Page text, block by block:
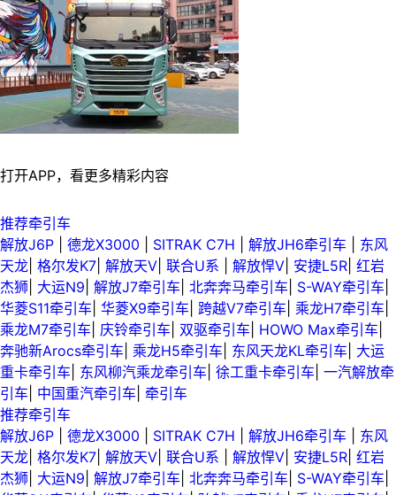
打开APP，看更多精彩内容
推荐牵引车
解放J6P
德龙X3000 SITRAK C7H 解放JH6牵引车
东风
天龙 格尔发K7 解放天V 联合U系 解放悍V 安捷L5R 红岩
杰狮 大运N9 解放J7牵引车 北奔奔马牵引车 S-WAY牵引车
华菱S11牵引车 华菱X9牵引车 跨越V7牵引车 乘龙H7牵引车
乘龙M7牵引车 庆铃牵引车 双驱牵引车 HOWO Max牵引车
奔驰新Arocs牵引车 乘龙H5牵引车 东风天龙KL牵引车 大运
重卡牵引车 东风柳汽乘龙牵引车 徐工重卡牵引车 一汽解放牵
引车 中国重汽牵引车 牵引车
推荐牵引车
解放J6P
德龙X3000 SITRAK C7H 解放JH6牵引车
东风
天龙 格尔发K7 解放天V 联合U系 解放悍V 安捷L5R 红岩
杰狮 大运N9 解放J7牵引车 北奔奔马牵引车 S-WAY牵引车